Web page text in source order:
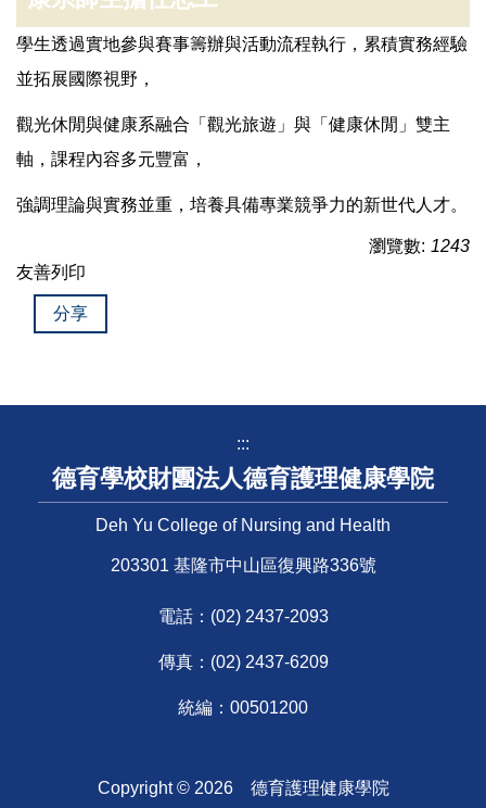
學生透過實地參與賽事籌辦與活動流程執行，累積實務經驗
並拓展國際視野，
觀光休閒與健康系融合「觀光旅遊」與「健康休閒」雙主
軸，課程內容多元豐富，
強調理論與實務並重，培養具備專業競爭力的新世代人才。
瀏覽數: 1243
友善列印
分享
:::
德育學校財團法人德育護理健康學院
Deh Yu College of Nursing and Health
203301 基隆市中山區復興路336號
電話： (02) 2437-2093
傳真：(02) 2437-6209
統編：00501200
Copyright © 2026德育護理健康學院